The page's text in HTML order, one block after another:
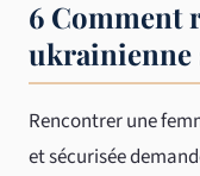
6 Comment
ukrainienne
Rencontrer une
et sécurisée